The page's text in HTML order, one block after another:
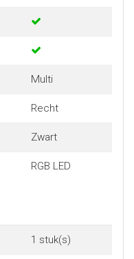
Multi
Recht
Zwart
RGB LED
1 stuk(s)